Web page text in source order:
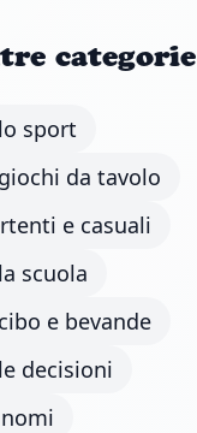
categorie
sport
da tavolo
e casuali
scuola
e bevande
decisioni